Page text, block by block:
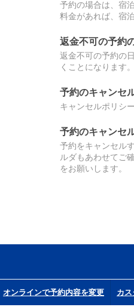
予約の場合は、宿
料金があれば、宿
返金不可の予約
返金不可の予約の
くことになります
予約のキャンセ
キャンセルポリシ
予約のキャンセ
予約をキャンセル
ルダもあわせてご
をお願いします。
オンラインで予約内容を変更 カ